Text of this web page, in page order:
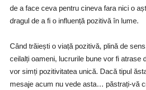
de a face ceva pentru cineva fara nici o
dragul de a fi o influență pozitivă în lume.
Când trăiești o viață pozitivă, plină de
ceilalți oameni, lucrurile bune vor fi atrase
vor simți pozitivitatea unică. Dacă tipul
mesaje acum nu vede asta… păstrați-vă